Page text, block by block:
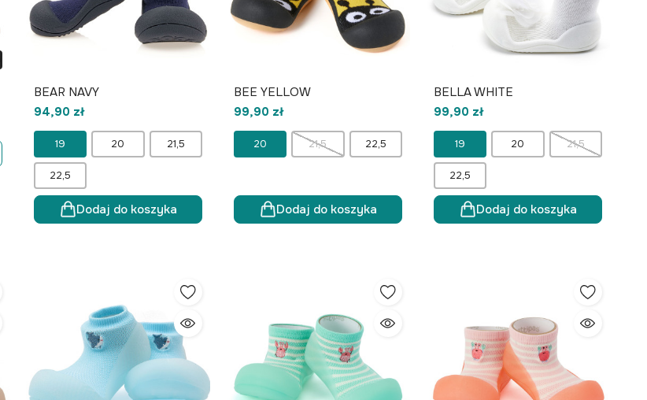
BEAR NAVY
94,90 zł
19 20 21,5
22,5
Dodaj do koszyka
BEE YELLOW
99,90 zł
20 21,5 22,5
Dodaj do koszyka
BELLA WHITE
99,90 zł
19 20 21,5
22,5
Dodaj do koszyka